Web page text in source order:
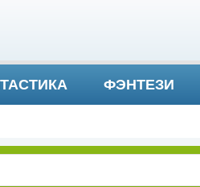
ФЭНТЕЗИ